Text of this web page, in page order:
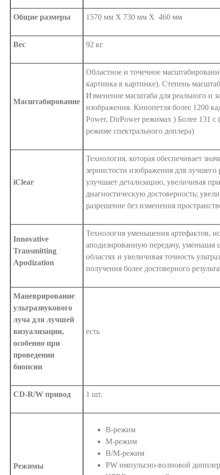
Общие размеры 1570 мм Х 730 мм Х 460 мм
Вес 92 кг
Масштабирование
Областное и точечное
картинка в картинке). Степень
Изменение масштаба для реального и
изображения. Кинопетля более 1200
Power, DirPower режимах ) Более 131
режиме спектрального доплера)
iClear
Технология, которая обеспечивает
зернистости изображения для лучшего
улучшает детализацию, увеличивая
диагностическую достоверность;
разрешение без изменения
Innovative
Transmitting
Apodization
Технология уменьшения артефактов,
аподизированную передачу,
областях и увеличивая точность
получения более достоверного
Маневрирование
ультразвукового
луча для лучшей
визуализации,
особенно при
проведении
биопсии
есть
CD-R/W привод 1 шт.
Режимы
B-режим
М-режим
B/M-режим
PW импульсно-волновой допплер